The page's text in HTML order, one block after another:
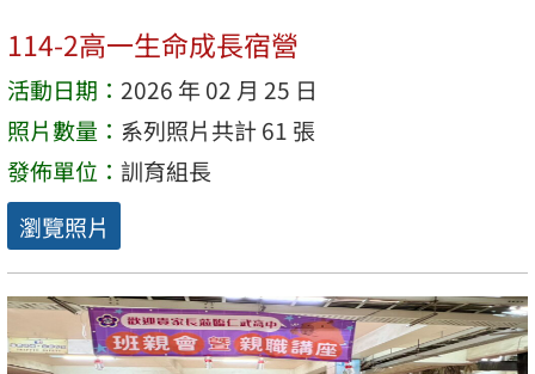
114-2高一生命成長宿營
活動日期： 2026 年 02 月 25 日
照片數量： 系列照片共計 61 張
發佈單位： 訓育組長
瀏覽照片